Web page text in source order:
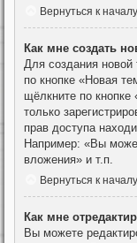
Вернуться к началу
Как мне создать
Для создания
по кнопке «Новая
щёлкните по кнопке
только
прав доступа
Например: «Вы
вложения» и т.п.
Вернуться к началу
Как мне
Вы можете